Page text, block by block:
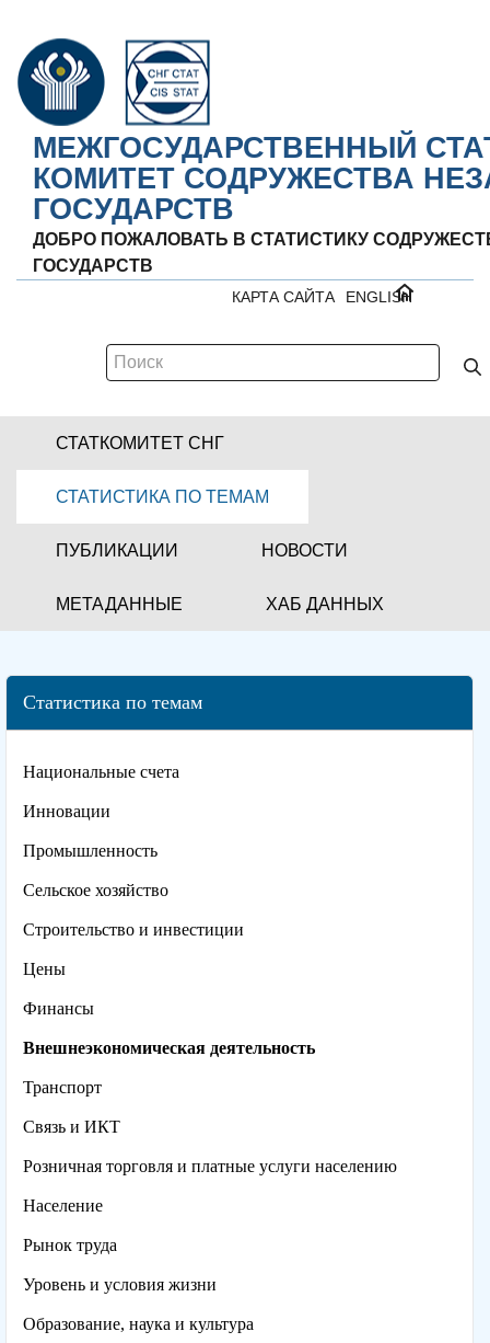
МЕЖГОСУДАРСТВЕННЫЙ
КОМИТЕТ СОДРУЖЕСТВА
ГОСУДАРСТВ
ДОБРО ПОЖАЛОВАТЬ В СТАТИСТИКУ
ГОСУДАРСТВ
ENGLISH
КАРТА САЙТА
СТАТКОМИТЕТ СНГ
СТАТИСТИКА ПО ТЕМАМ
ПУБЛИКАЦИИ НОВОСТИ
МЕТАДАННЫЕ ХАБ ДАННЫХ
Статистика по темам
Национальные счета
Инновации
Промышленность
Сельское хозяйство
Строительство и инвестиции
Цены
Финансы
Внешнеэкономическая деятельность
Транспорт
Связь и ИКТ
Розничная торговля и платные услуги населению
Население
Рынок труда
Уровень и условия жизни
Образование, наука и культура